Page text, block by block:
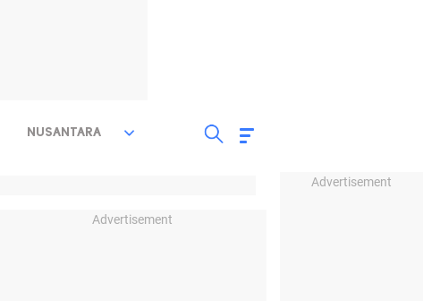
Advertisement
NUSANTARA
Advertisement